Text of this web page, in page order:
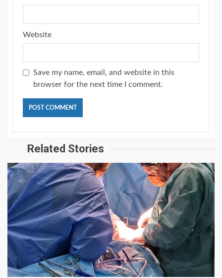
Website
Save my name, email, and website in this
browser for the next time I comment.
Related Stories